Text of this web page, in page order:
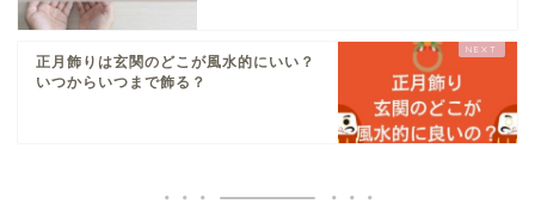
正月飾りは玄関のどこが風水的にいい？
いつからいつまで飾る？